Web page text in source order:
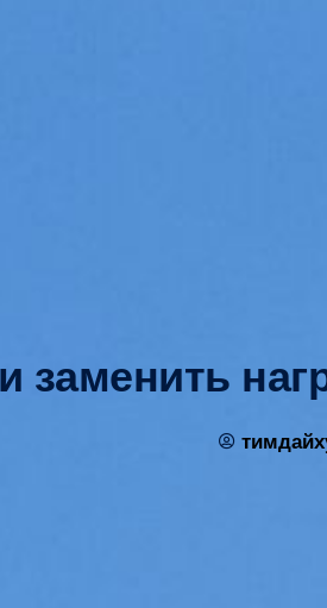
заменить